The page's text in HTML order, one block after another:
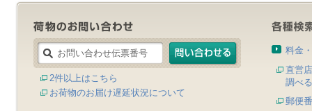
2件以上はこちら
お荷物のお届け遅延状況について
料金
直営
調べる
郵便